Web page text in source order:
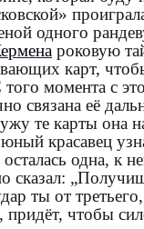
одного
роковую
карт,
момента с
связана её
те карты она
красавец
одна, к
сказал:
ты от
придёт, чтобы